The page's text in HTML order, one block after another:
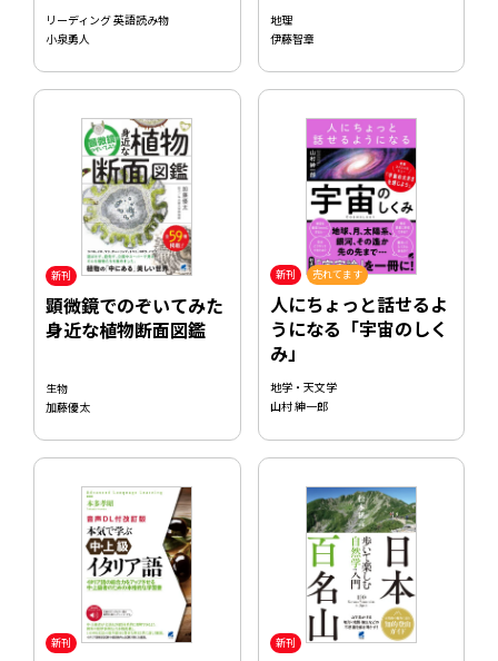
リーディング 英語読み物
小泉勇人
地理
伊藤智章
新刊
顕微鏡でのぞいてみた
身近な植物断面図鑑
生物
加藤優太
新刊 売れてます
人にちょっと話せるよ
うになる「宇宙のしく
み」
地学・天文学
山村 紳一郎
新刊 新刊